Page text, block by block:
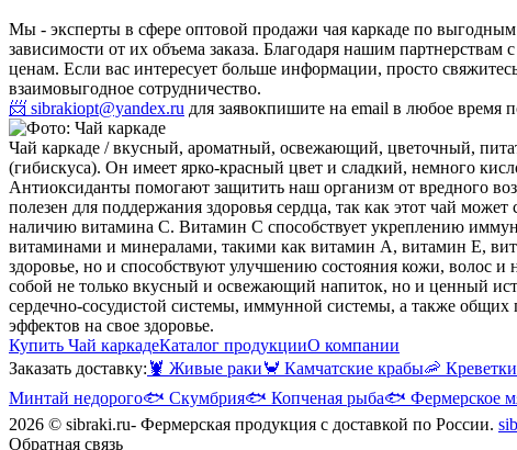
Мы - эксперты в сфере оптовой продажи чая каркаде по
зависимости от их объема заказа. Благодаря нашим
ценам. Если вас интересует больше информации, просто
взаимовыгодное сотрудничество.
📨 sibrakiopt@yandex.ru для заявокпишите на email в любое время
Чай каркаде / вкусный, ароматный, освежающий, цветочный,
(гибискуса). Он имеет ярко-красный цвет и сладкий, немного
Антиоксиданты помогают защитить наш организм от вредного
полезен для поддержания здоровья сердца, так как этот чай
наличию витамина C. Витамин C способствует укреплению
витаминами и минералами, такими как витамин А, витамин Е,
здоровье, но и способствуют улучшению состояния кожи, волос
собой не только вкусный и освежающий напиток, но и ценный
сердечно-сосудистой системы, иммунной системы, а также общих
эффектов на свое здоровье.
Купить Чай каркадеКаталог продукцииО компании
Заказать доставку: 🦞 Живые раки🦀 Камчатские крабы🦐 Креветки
Минтай недорого🐟 Скумбрия🐟 Копченая рыба🐟 Фермерское
2026 © sibraki.ru- Фермерская продукция с доставкой по России.
Обратная связь